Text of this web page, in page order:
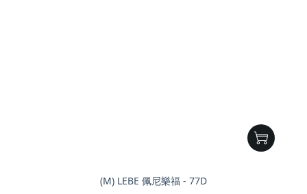
(M) LEBE 佩尼樂福 - 77D